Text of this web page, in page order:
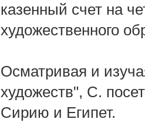
казенный счет на
художественного
Осматривая и
художеств", С.
Сирию и Египет.